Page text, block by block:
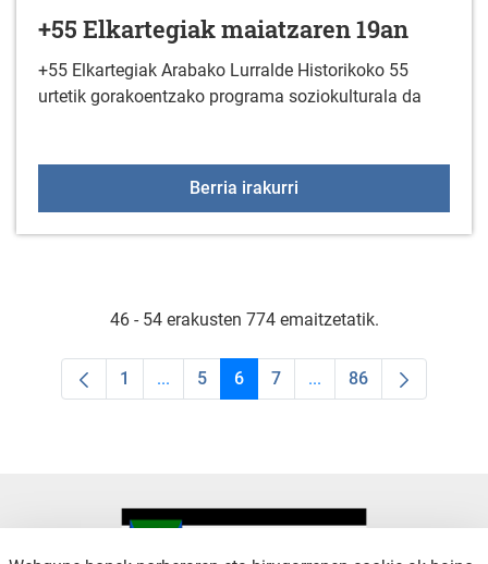
+55 Elkartegiak maiatzaren 19an
+55 Elkartegiak Arabako Lurralde Historikoko 55
urtetik gorakoentzako programa soziokulturala da
Berria irakurri
46 - 54 erakusten 774 emaitzetatik.
Orrialdea
1 ...Intermediate Pages Use TAB to navigate.
Orrialdea
5 Orrialdea
6 Orrialdea
7 ...Intermediate Pages
Orrialdea
86